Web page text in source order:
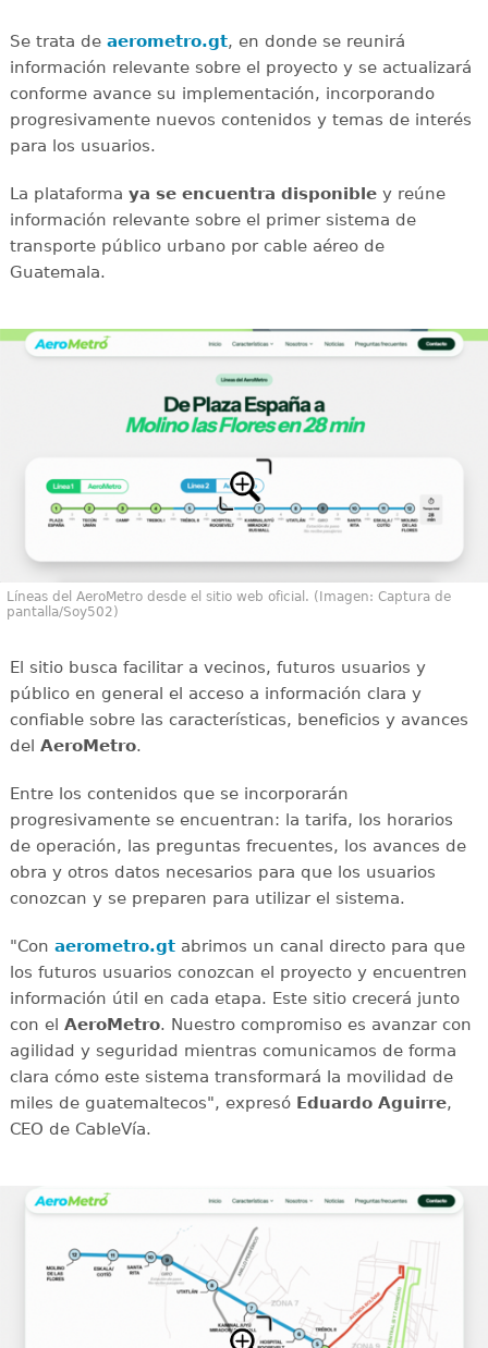
Se trata de aerometro.gt, en donde se reunirá
información relevante sobre el proyecto y se actualizará
conforme avance su implementación, incorporando
progresivamente nuevos contenidos y temas de interés
para los usuarios.
La plataforma ya se encuentra disponibley reúne
información relevante sobre el primer sistema de
transporte público urbano por cable aéreo de
Guatemala.
Líneas del AeroMetro desde el sitio web oficial. (Imagen: Captura de
pantalla/Soy502)
El sitio busca facilitar a vecinos, futuros usuarios y
público en general el acceso a información clara y
confiable sobre las características, beneficios y avances
del AeroMetro.
Entre los contenidos que se incorporarán
progresivamente se encuentran: la tarifa, los horarios
de operación, las preguntas frecuentes, los avances de
obra y otros datos necesarios para que los usuarios
conozcan y se preparen para utilizar el sistema.
"Con aerometro.gtabrimos un canal directo para que
los futuros usuarios conozcan el proyecto y encuentren
información útil en cada etapa. Este sitio crecerá junto
con el AeroMetro. Nuestro compromiso es avanzar con
agilidad y seguridad mientras comunicamos de forma
clara cómo este sistema transformará la movilidad de
miles de guatemaltecos", expresó Eduardo Aguirre,
CEO de CableVía.